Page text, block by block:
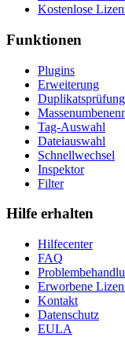
Kostenlose
Funktionen
Plugins
Erweiterung
Duplikatsprüfung
Tag-Auswahl
Dateiauswahl
Schnellwechsel
Inspektor
Filter
Hilfe erhalten
Hilfecenter
FAQ
Erworbene
Kontakt
Datenschutz
EULA